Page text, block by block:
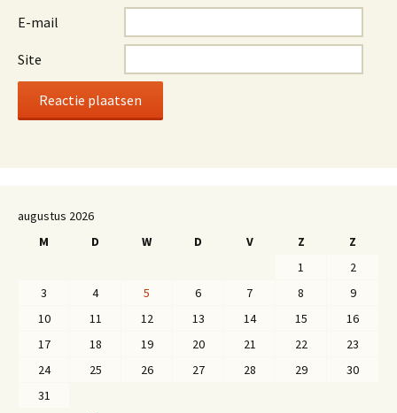
E-mail
Site
augustus 2026
M
D W D V Z
Z
1
2
3
4 5 6 7 8
9
10
11 12 13 14 15
16
17
18 19 20 21 22
23
24
25 26 27 28 29
30
31